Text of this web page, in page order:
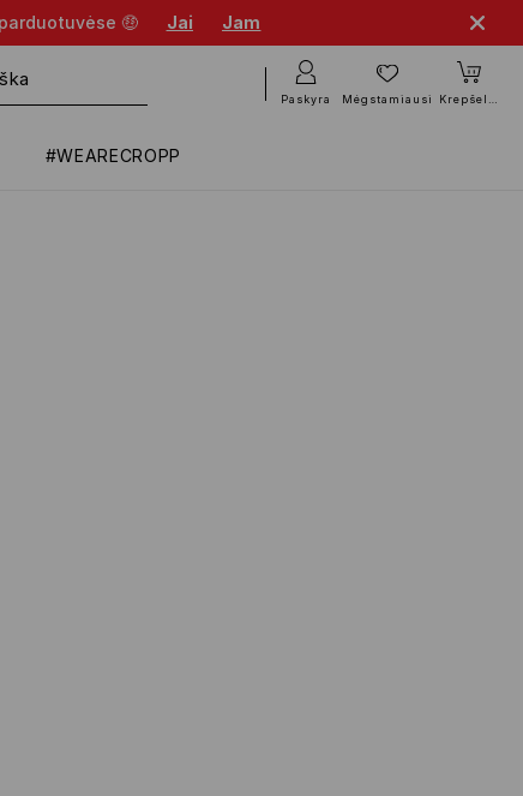
🤑 Jai Jam
#WEARECROPP
Paskyra Mėgstamiausi Krepšelis